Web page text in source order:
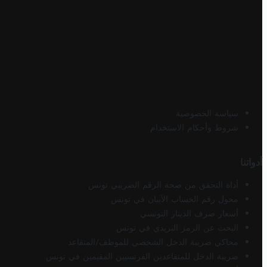
سياسة الخصوصية
شروط وأحكام الاستخدام
أدواتنا
أداة التحقق من صحة الرقم الضريبي تونس
محول رقم الحساب الآيبان في تونس
أسعار صرف الدينار التونسي
البحث عن الرمز البريدي في تونس
محاكي ضريبة الدخل الشخصي للموظف/المتقاعد
ضريبة الدخل للمتقاعدين الفرنسيين المقيمين في تونس